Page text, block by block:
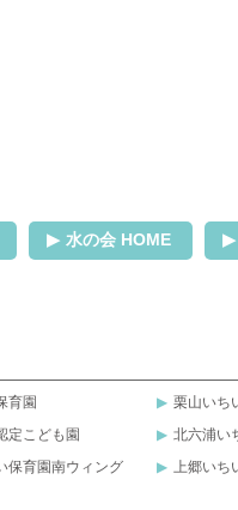
水の会 HOME
育園 栗山いち
定こども園 北六浦い
保育園南ウィング 上郷いち